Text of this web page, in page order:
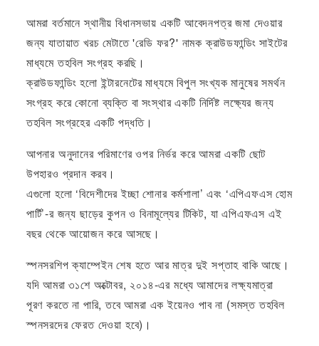
আমরা বর্তমানে স্থানীয় বিধানসভায় একটি আবেদনপত্র জমা দেওয়ার
জন্য যাতায়াত খরচ মেটাতে 'রেডি ফর?' নামক ক্রাউডফান্ডিং সাইটের
মাধ্যমে তহবিল সংগ্রহ করছি।
ক্রাউডফান্ডিং হলো ইন্টারনেটের মাধ্যমে বিপুল সংখ্যক মানুষের সমর্থন
সংগ্রহ করে কোনো ব্যক্তি বা সংস্থার একটি নির্দিষ্ট লক্ষ্যের জন্য
তহবিল সংগ্রহের একটি পদ্ধতি।
আপনার অনুদানের পরিমাণের ওপর নির্ভর করে আমরা একটি ছোট
উপহারও প্রদান করব।
এগুলো হলো ‘বিদেশীদের ইচ্ছা শোনার কর্মশালা’ এবং ‘এপিএফএস হোম
পার্টি’-র জন্য ছাড়ের কুপন ও বিনামূল্যের টিকিট, যা এপিএফএস এই
বছর থেকে আয়োজন করে আসছে।
স্পনসরশিপ ক্যাম্পেইন শেষ হতে আর মাত্র দুই সপ্তাহ বাকি আছে।
যদি আমরা ৩১শে অক্টোবর, ২০১৪-এর মধ্যে আমাদের লক্ষ্যমাত্রা
পূরণ করতে না পারি, তবে আমরা এক ইয়েনও পাব না (সমস্ত তহবিল
স্পনসরদের ফেরত দেওয়া হবে)।